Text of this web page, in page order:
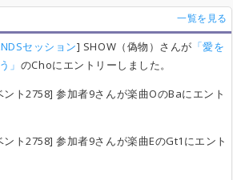
一覧を見る
セッション] SHOW（偽物）さんが 「愛を
」 のChoにエントリーしました。
ト2758] 参加者9さんが楽曲OのBaにエント
ト2758] 参加者9さんが楽曲EのGt1にエント